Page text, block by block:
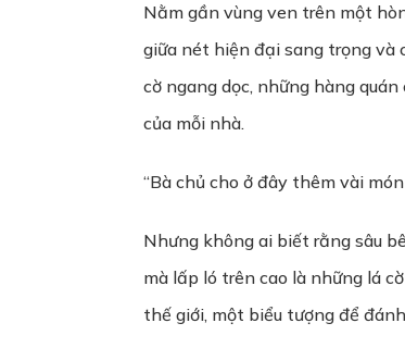
Nằm gần vùng ven trên một
giữa nét hiện đại sang trọng và
cờ ngang dọc, những hàng
của mỗi nhà.
“Bà chủ cho ở đây thêm vài
Nhưng không ai biết rằng sâu
mà lấp ló trên cao là những lá
thế giới, một biểu tượng để